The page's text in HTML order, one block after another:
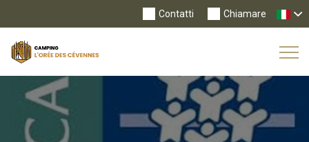
Chiamare
Contatti